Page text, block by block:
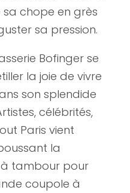
chope en grès
sa pression.
Bofinger se
la joie de vivre
son splendide
célébrités,
Paris vient
la
tambour pour
coupole à